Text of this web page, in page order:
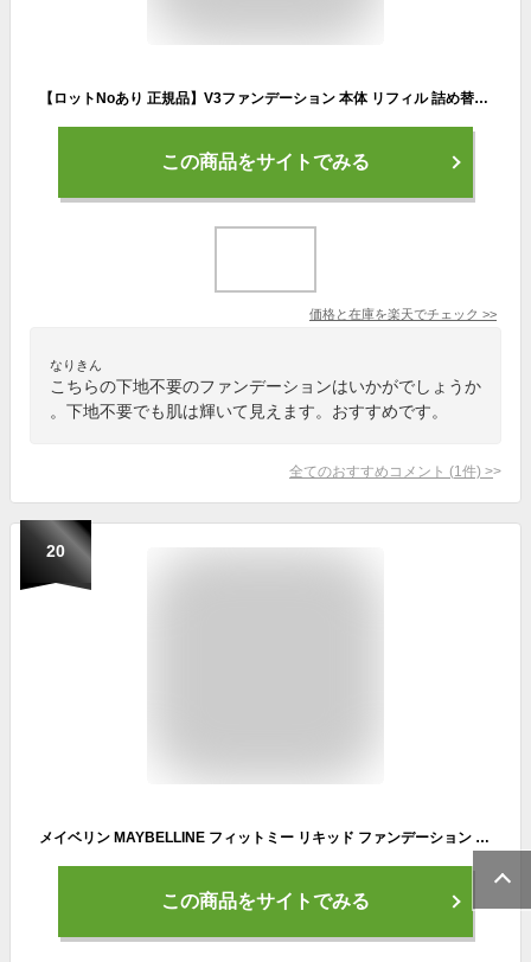
【ロットNoあり 正規品】V3ファンデーション 本体 リフィル 詰め替え 15g エキサイティング シャイニング ブリリアント インテリジェント SPICARE スピケア クッションファンデーション セットアップパウダー キキ＆ララ 下地不要 リフィル ツヤ 韓国コスメ 送料無料
この商品をサイトでみる
価格と在庫を楽天でチェック >>
なりきん
こちらの下地不要のファンデーションはいかがでしょうか
。下地不要でも肌は輝いて見えます。おすすめです。
全てのおすすめコメント (1 件) >
20
メイベリン MAYBELLINE フィットミー リキッド ファンデーション R 120 SPF22 皮脂崩れ防止 マット リキッドファンデーション さらさら仕上げ
この商品をサイトでみる